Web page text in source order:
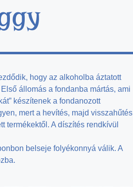
hogy az alkoholba áztatott
állomás a fondanba mártás, ami
készítenek a fondanozott
mert a hevítés, majd visszahűtés
termékektől. A díszítés rendkívül
belseje folyékonnyá válik. A